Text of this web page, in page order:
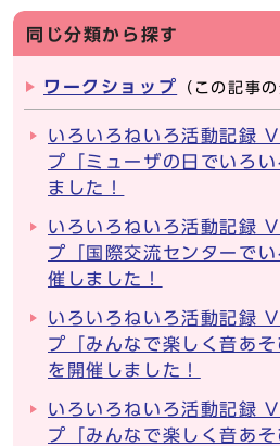
同じ分類から探す
ワークショップ （この記事の
いろいろねいろ活動記録
プ「ミューザの日でいろ
ました！
いろいろねいろ活動記録
プ「国際交流センターで
催しました！
いろいろねいろ活動記録
プ「みんなで楽しく音あ
を開催しました！
いろいろねいろ活動記録
プ「みんなで楽しく音あ